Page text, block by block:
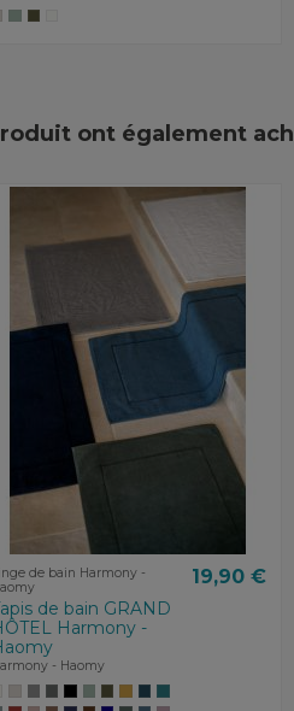
ont également
de bain Harmony -
de bain GRAND
Harmony -
- Haomy
19,90 €